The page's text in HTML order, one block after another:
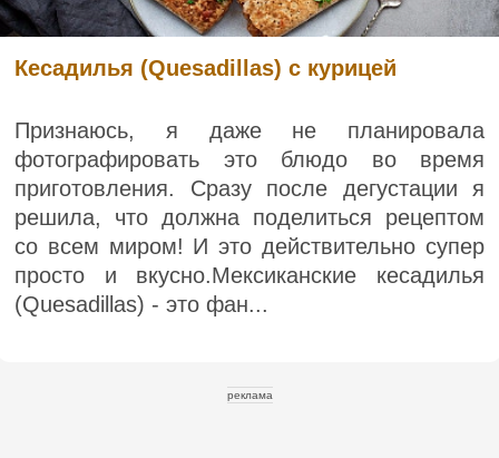
Кесадилья (Quesadillas) с курицей
Признаюсь, я даже не планировала
фотографировать это блюдо во время
приготовления. Сразу после дегустации я
решила, что должна поделиться рецептом
со всем миром! И это действительно супер
просто и вкусно.Мексиканские кесадилья
(Quesadillas) - это фан...
реклама